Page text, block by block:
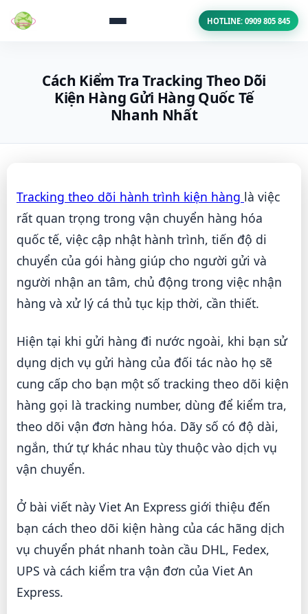
HOTLINE: 0909 805 845
Cách Kiểm Tra Tracking Theo Dõi
Kiện Hàng Gửi Hàng Quốc Tế
Nhanh Nhất
Tracking theo dõi hành trình kiện hàng là việc
rất quan trọng trong vận chuyển hàng hóa
quốc tế, việc cập nhật hành trình, tiến độ di
chuyển của gói hàng giúp cho người gửi và
người nhận an tâm, chủ động trong việc nhận
hàng và xử lý cá thủ tục kịp thời, cần thiết.
Hiện tại khi gửi hàng đi nước ngoài, khi bạn sử
dụng dịch vụ gửi hàng của đối tác nào họ sẽ
cung cấp cho bạn một số tracking theo dõi kiện
hàng gọi là tracking number, dùng để kiểm tra,
theo dõi vận đơn hàng hóa. Dãy số có độ dài,
ngắn, thứ tự khác nhau tùy thuộc vào dịch vụ
vận chuyển.
Ở bài viết này Viet An Express giới thiệu đến
bạn cách theo dõi kiện hàng của các hãng dịch
vụ chuyển phát nhanh toàn cầu DHL, Fedex,
UPS và cách kiểm tra vận đơn của Viet An
Express.